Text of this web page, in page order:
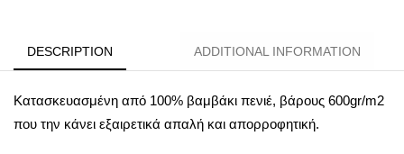
DESCRIPTION ADDITIONAL INFORMATION
Κατασκευασμένη από 100% βαμβάκι πενιέ, βάρους 600gr/m2
που την κάνει εξαιρετικά απαλή και απορροφητική.